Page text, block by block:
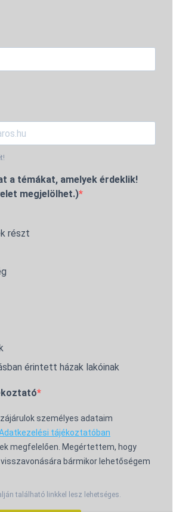
a témákat, amelyek érdeklik!
megjelölhet.)
részt
érintett házak lakóinak
személyes adataim
tájékoztatóban
megfelelően. Megértettem, hogy
bármikor lehetőségem
található linkkel lesz lehetséges.